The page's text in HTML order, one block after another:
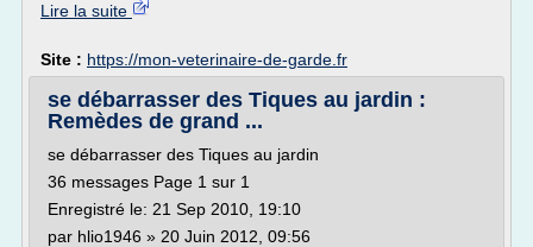
Lire la suite
Site : https://mon-veterinaire-de-garde.fr
se débarrasser des Tiques au jardin :
Remèdes de grand ...
se débarrasser des Tiques au jardin
36 messages Page 1 sur 1
Enregistré le: 21 Sep 2010, 19:10
par hlio1946 » 20 Juin 2012, 09:56